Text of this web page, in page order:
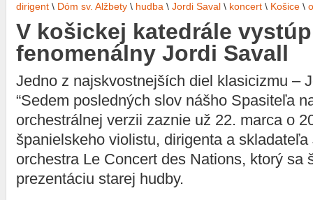
dirigent \ Dóm sv. Alžbety \ hudba \ Jordi Saval \ koncert \ Košice \
V košickej katedrále
fenomenálny Jordi Savall
Jedno z najskvostnejších diel klasicizmu –
“Sedem posledných slov nášho Spasiteľa
orchestrálnej verzii zaznie už 22. marca o
španielskeho violistu, dirigenta a
orchestra Le Concert des Nations, ktorý sa
prezentáciu starej hudby.